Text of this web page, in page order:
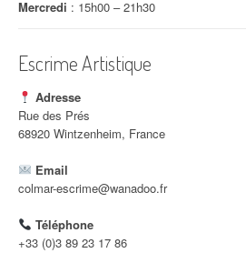
c
l
e
Mercredi : 15h00 – 21h30
Escrime Artistique
Adresse
Rue des Prés
68920 Wintzenheim, France
Email
colmar-escrime@wanadoo.fr
Téléphone
+33 (0)3 89 23 17 86